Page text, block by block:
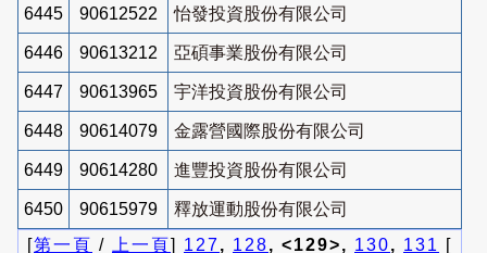
6445 90612522 怡發投資股份有限公司
6446 90613212 亞碩事業股份有限公司
6447 90613965 宇洋投資股份有限公司
6448 90614079 金露營國際股份有限公司
6449 90614280 進豐投資股份有限公司
6450 90615979
釋放運動股份有限公司
[第一頁 / 上一頁] 127, 128, <129>, 130, 131
[